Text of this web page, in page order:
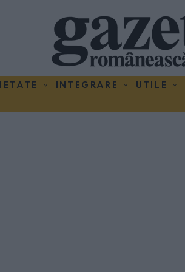
INTEGRARE UTILE